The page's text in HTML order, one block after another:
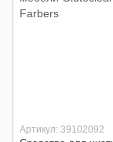
Артикул: 39102092